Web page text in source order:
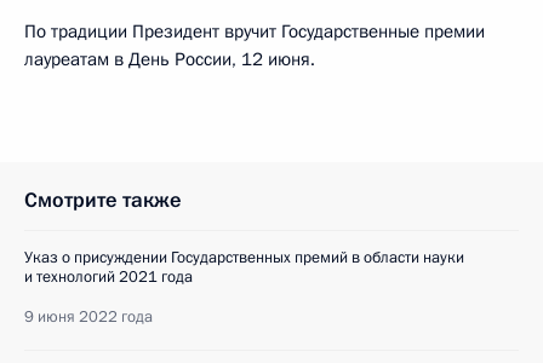
По традиции Президент вручит Государственные премии
лауреатам в День России, 12 июня.
Смотрите также
Указ о присуждении Государственных премий в области науки
и технологий 2021 года
9 июня 2022 года